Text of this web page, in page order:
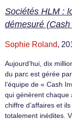
Sociétés HLM :
démesuré
Sophie Roland,
Aujourd’hui, dix
du parc est gérée
l’équipe de « Cash
qui génèrent chaque
chiffre d’affaires et
totalement inédites.